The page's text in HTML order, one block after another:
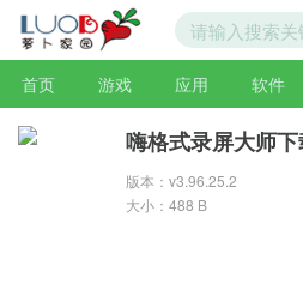
首页 游戏 应用 软件
嗨格式录屏大师
版本：v3.96.25.2
大小：488 B